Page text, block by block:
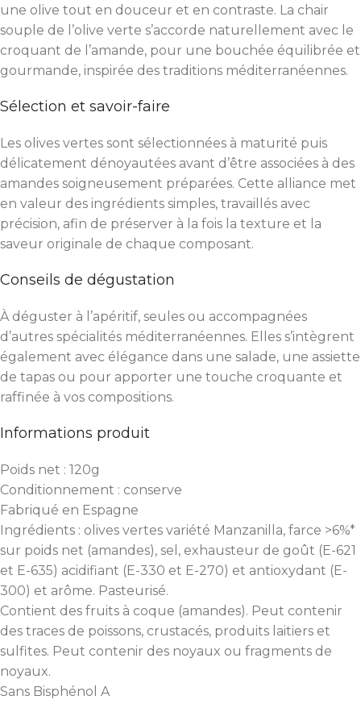
une olive tout en douceur et en contraste. La chair
souple de l’olive verte s’accorde naturellement avec le
croquant de l’amande, pour une bouchée équilibrée et
gourmande, inspirée des traditions méditerranéennes.
Sélection et savoir-faire
Les olives vertes sont sélectionnées à maturité puis
délicatement dénoyautées avant d’être associées à des
amandes soigneusement préparées. Cette alliance met
en valeur des ingrédients simples, travaillés avec
précision, afin de préserver à la fois la texture et la
saveur originale de chaque composant.
Conseils de dégustation
À déguster à l’apéritif, seules ou accompagnées
d’autres spécialités méditerranéennes. Elles s’intègrent
également avec élégance dans une salade, une assiette
de tapas ou pour apporter une touche croquante et
raffinée à vos compositions.
Informations produit
Poids net : 120g
Conditionnement : conserve
Fabriqué en Espagne
Ingrédients : olives vertes variété Manzanilla, farce >6%*
sur poids net (amandes), sel, exhausteur de goût (E-621
et E-635) acidifiant (E-330 et E-270) et antioxydant (E-
300) et arôme. Pasteurisé.
Contient des fruits à coque (amandes). Peut contenir
des traces de poissons, crustacés, produits laitiers et
sulfites. Peut contenir des noyaux ou fragments de
noyaux.
Sans Bisphénol A